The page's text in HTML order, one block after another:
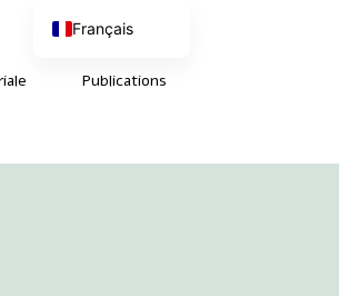
Publications
Français
English (UK)